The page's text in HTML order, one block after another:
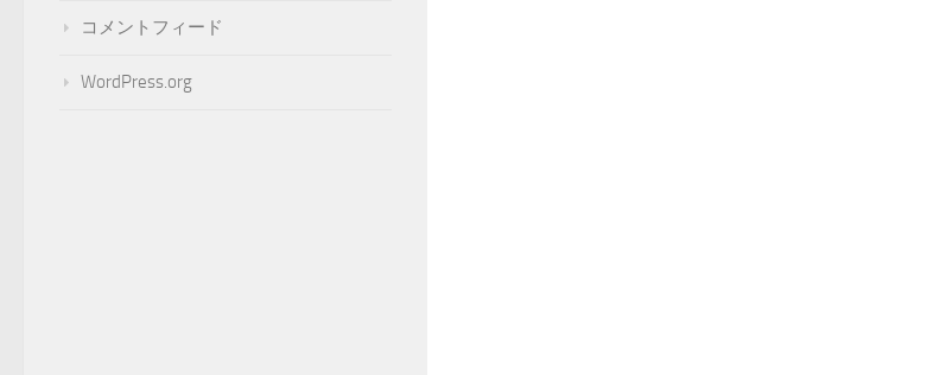
コメントフィード
WordPress.org